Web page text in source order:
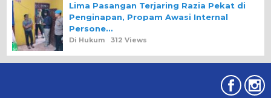
Lima Pasangan Terjaring Razia Pekat di
Penginapan, Propam Awasi Internal
Persone…
Di Hukum 312 Views